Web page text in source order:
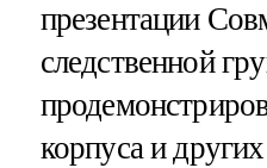
презентации
следственной
корпуса и